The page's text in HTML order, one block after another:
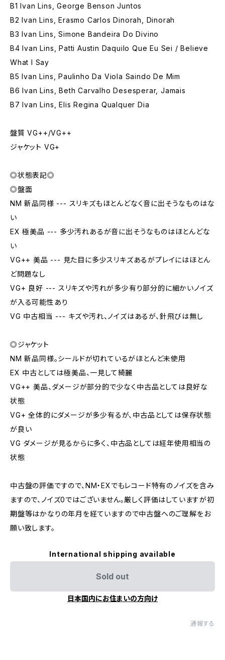
B1 Ivan Lins, George Benson Juntos
B2 Ivan Lins, Erasmo Carlos Dinorah, Dinorah
B3 Ivan Lins, Simone Bandeira Do Divino
B4 Ivan Lins, Patti Austin Daquilo Que Eu Sei / Believe
What I Say
B5 Ivan Lins, Paulinho Da Viola Saindo De Mim
B6 Ivan Lins, Beth Carvalho Desesperar, Jamais
B7 Ivan Lins, Elis Regina Qualquer Dia
盤質 VG++/VG++
ジャケット VG+
◎状態表記◎
◎盤面
NM 新品同様 --- スリキズもほとんどなく音に出そうなものはな
い
EX 極美品 --- 多少汚れあるが音に出そうなものはほとんどな
い
VG++ 美品 --- 見た目に多少スリキズあるがプレイにはほとん
ど問題なし
VG+ 良好 --- スリキズや汚れが多少有り部分的に細かいノイズ
が入る可能性あり
VG 中古相当 --- キズや汚れ、ノイズはあるが、針飛びは無し
◎ジャケット
NM 新品同様。シールドが切れているがほとんど未使用
EX 中古としては極美品、一見して綺麗
VG++ 美品、ダメージが部分的で少なく中古品としては良好な
状態
VG+ 全体的にダメージが多少有るが、中古品としては保存状態
が良い
VG ダメージが見るからに多く、中古品としては経年使用相当の
状態
中古盤の評価ですので、NM・EXでもレコード特有のノイズを含み
ますので、ノイズ0ではございません。厳しく評価はしていますが初
期盤等はかなりの年月を経ていますので中古盤へのご理解をお
願い致します。
International shipping available
Sold out
日本国内にお住まいの方向け
通報する